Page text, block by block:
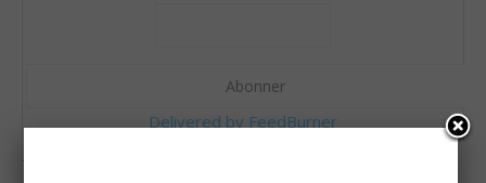
Delivered by FeedBurner